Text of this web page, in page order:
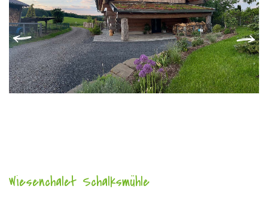
Wiesenchalet Schalksmühle